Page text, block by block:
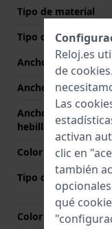
Tipo de material
Tipo de correa
Ancho de correa
Ancho de las asas
Ancho de correa en
hebilla
Color de correa
Tipo de cierre
Color del cierre
Reloj.es
de cookies
Las
activan
clic en
también
qué